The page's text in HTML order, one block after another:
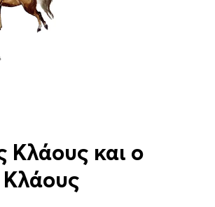
Κλάους και ο